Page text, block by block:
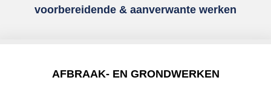
voorbereidende & aanverwante werken
AFBRAAK- EN GRONDWERKEN